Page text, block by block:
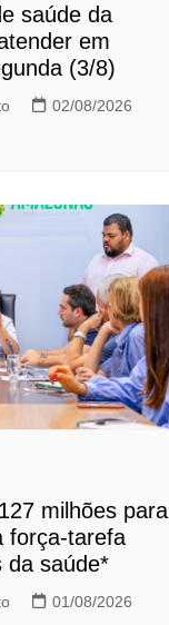
saúde da
em
(3/8)
02/08/2026
milhões para
força-tarefa
da saúde*
01/08/2026